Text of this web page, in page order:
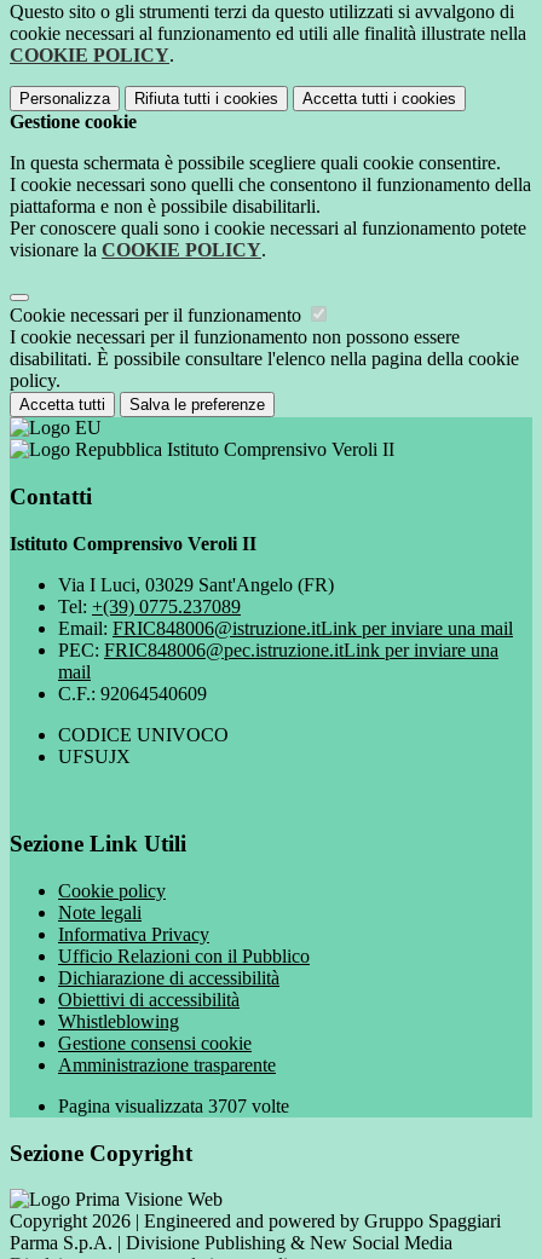
Questo sito o gli strumenti terzi da questo utilizzati si avvalgono di
cookie necessari al funzionamento ed utili alle finalità illustrate nella
COOKIE POLICY.
Personalizza Rifiuta tutti i cookies Accetta tutti i cookies
Gestione cookie
In questa schermata è possibile scegliere quali cookie consentire.
I cookie necessari sono quelli che consentono il funzionamento della
piattaforma e non è possibile disabilitarli.
Per conoscere quali sono i cookie necessari al funzionamento potete
visionare la COOKIE POLICY.
Cookie necessari per il funzionamento
I cookie necessari per il funzionamento non possono essere
disabilitati. È possibile consultare l'elenco nella pagina della cookie
policy.
Accetta tutti Salva le preferenze
Istituto Comprensivo Veroli II
Contatti
Istituto Comprensivo Veroli II
Via I Luci, 03029 Sant'Angelo (FR)
Tel: +(39) 0775.237089
Email: FRIC848006@istruzione.itLink per inviare una mail
PEC: FRIC848006@pec.istruzione.itLink per inviare una
mail
C.F.: 92064540609
CODICE UNIVOCO
UFSUJX
Sezione Link Utili
Cookie policy
Note legali
Informativa Privacy
Ufficio Relazioni con il Pubblico
Dichiarazione di accessibilità
Obiettivi di accessibilità
Whistleblowing
Gestione consensi cookie
Amministrazione trasparente
Pagina visualizzata 3707 volte
Sezione Copyright
Copyright 2026 | Engineered and powered by Gruppo Spaggiari
Parma S.p.A. | Divisione Publishing & New Social Media